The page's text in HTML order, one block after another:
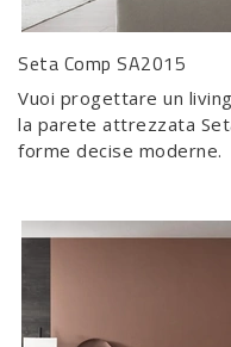
Seta Comp SA2015
Vuoi progettare un
la parete attrezzata
forme decise moderne.